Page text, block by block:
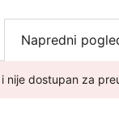
Napredni
dostupan za